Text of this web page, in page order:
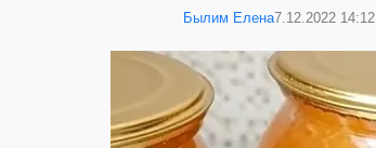
Былим Елена7.12.2022 14:12